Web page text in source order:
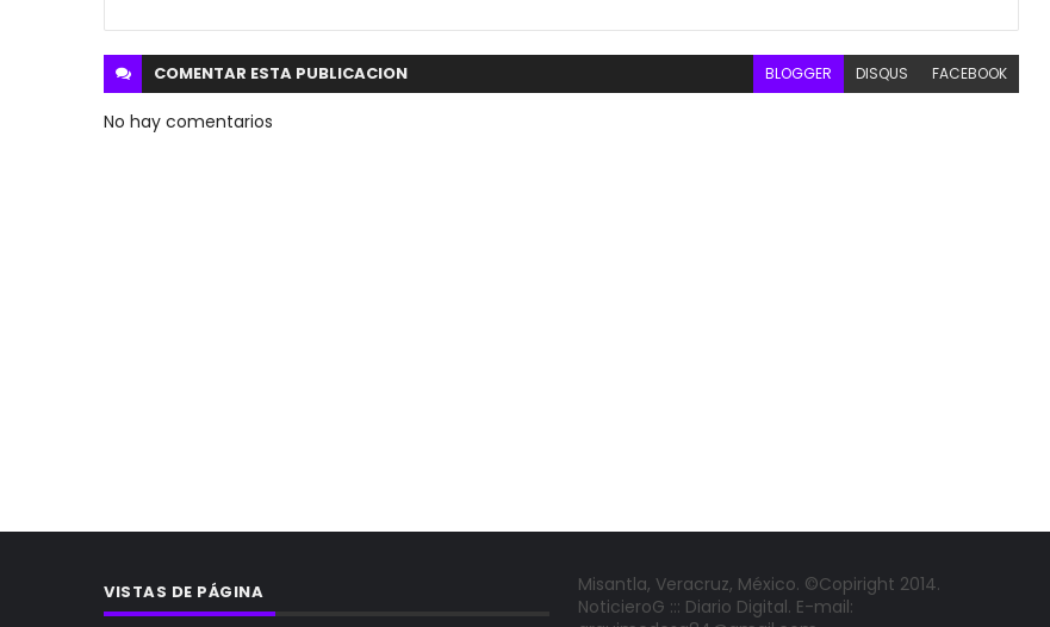
COMENTAR ESTA PUBLICACION BLOGGER DISQUS FACEBOOK
No hay comentarios
VISTAS DE PÁGINA
Misantla, Veracruz, México. ©Copiright 2014.
NoticieroG ::: Diario Digital. E-mail: